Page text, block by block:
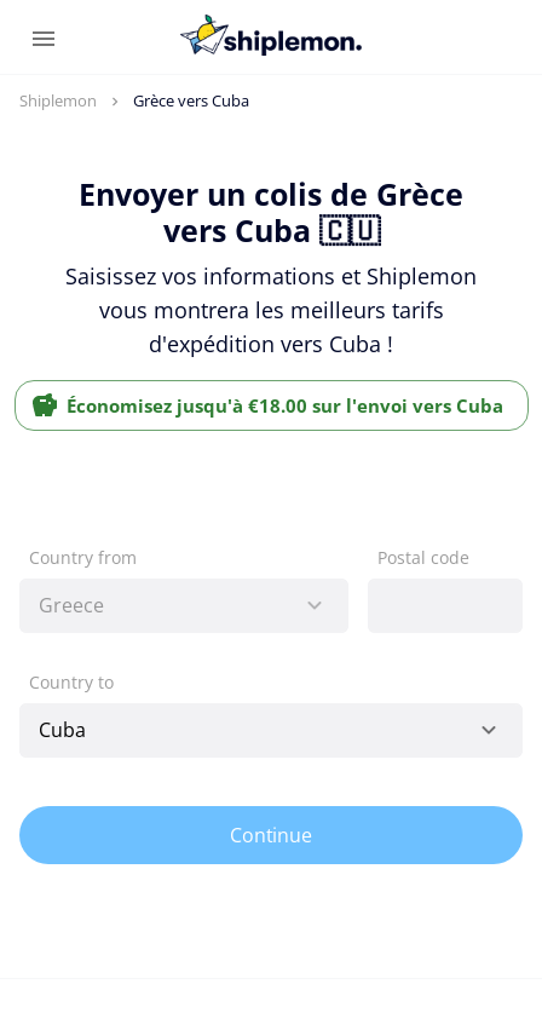
Shiplemon Grèce vers Cuba
Envoyer un colis de Grèce
vers Cuba 🇨🇺
Saisissez vos informations et Shiplemon
vous montrera les meilleurs tarifs
d'expédition vers Cuba !
Économisez jusqu'à €18.00 sur l'envoi vers Cuba
Country from Postal code
Country to
Continue